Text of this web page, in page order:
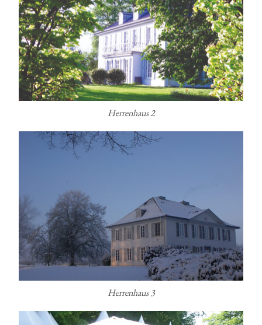
Herrenhaus 2
Herrenhaus 3